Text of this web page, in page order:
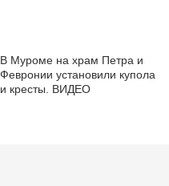
В Муроме на храм Петра и
Февронии установили купола
и кресты. ВИДЕО